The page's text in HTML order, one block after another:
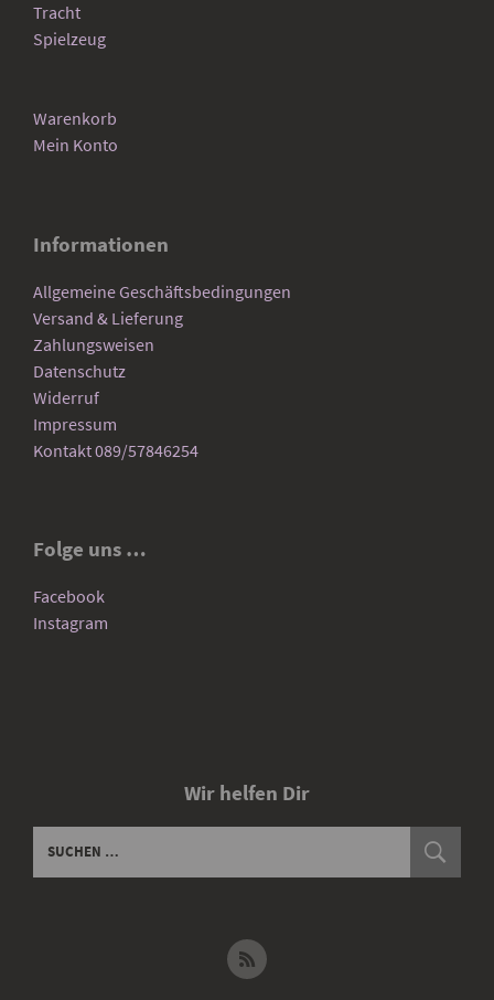
Tracht
Spielzeug
Warenkorb
Mein Konto
Informationen
Allgemeine Geschäftsbedingungen
Versand & Lieferung
Zahlungsweisen
Datenschutz
Widerruf
Impressum
Kontakt 089/57846254
Folge uns …
Facebook
Instagram
Wir helfen Dir